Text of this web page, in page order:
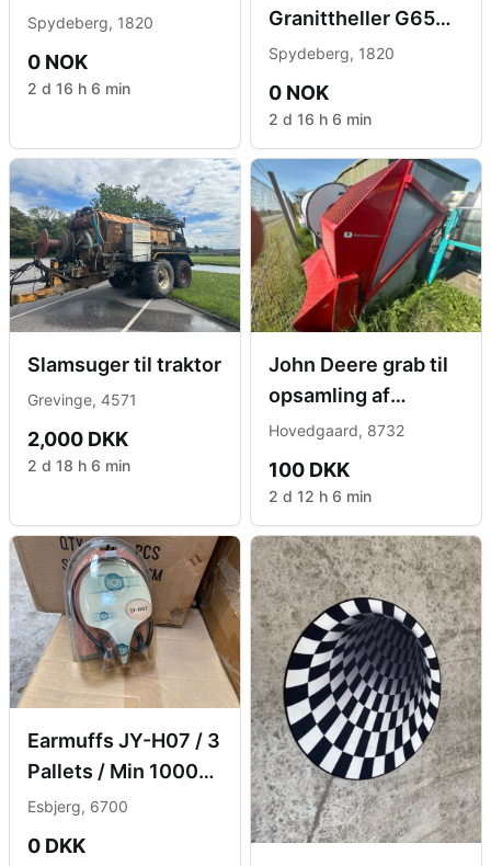
Spydeberg, 1820
0 NOK
2 d 16 h 6 min
Granittheller G654.
55 m2. 40,60 og 75
cm bredde
Spydeberg, 1820
0 NOK
2 d 16 h 6 min
Slamsuger til traktor
Grevinge, 4571
2,000 DKK
2 d 18 h 6 min
John Deere grab til
opsamling af
strøelse -
Weidemann fæste
Hovedgaard, 8732
100 DKK
2 d 12 h 6 min
Earmuffs JY-H07 / 3
Pallets / Min 1000
Pcs
Esbjerg, 6700
0 DKK